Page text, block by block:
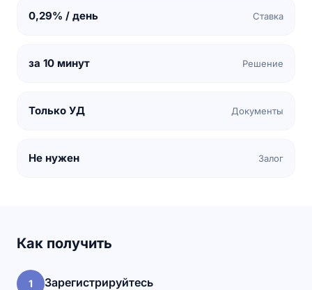
Ставка
0,29% / день
Решение
за 10 минут
Документы
Только УД
Залог
Не нужен
Как получить
1 Зарегистрируйтесь